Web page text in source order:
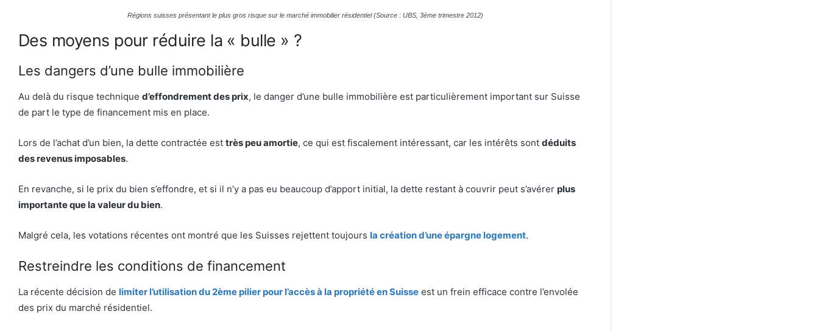
Régions suisses présentant le plus gros risque sur le marché immobilier résidentiel (Source : UBS, 3ème trimestre 2012)
Des moyens pour réduire la « bulle » ?
Les dangers d’une bulle immobilière
Au delà du risque technique d’effondrement des prix, le danger d’une bulle immobilière est particulièrement important sur Suisse
de part le type de financement mis en place.
Lors de l’achat d’un bien, la dette contractée est très peu amortie, ce qui est fiscalement intéressant, car les intérêts sont déduits
des revenus imposables.
En revanche, si le prix du bien s’effondre, et si il n’y a pas eu beaucoup d’apport initial, la dette restant à couvrir peut s’avérer plus
importante que la valeur du bien.
Malgré cela, les votations récentes ont montré que les Suisses rejettent toujours la création d’une épargne logement.
Restreindre les conditions de financement
La récente décision de limiter l’utilisation du 2ème pilier pour l’accès à la propriété en Suisse est un frein efficace contre l’envolée
des prix du marché résidentiel.